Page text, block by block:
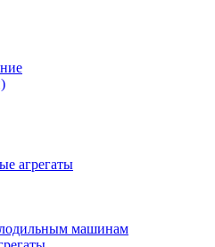
агрегаты
машинам